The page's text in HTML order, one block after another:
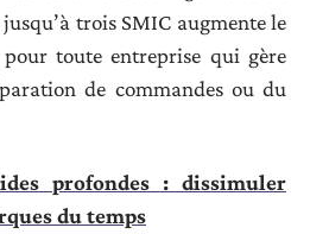
trois SMIC augmente le
toute entreprise qui gère
de commandes ou du
profondes : dissimuler
du temps